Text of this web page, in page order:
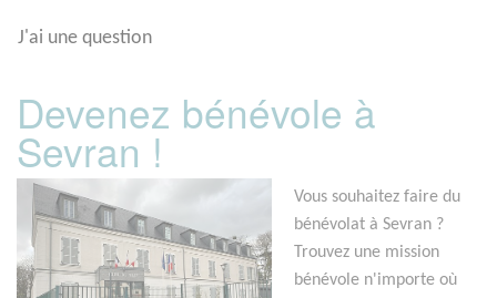
J'ai une question
Devenez bénévole à
Sevran !
Vous souhaitez faire du
bénévolat à Sevran ?
Trouvez une mission
bénévole n'importe où